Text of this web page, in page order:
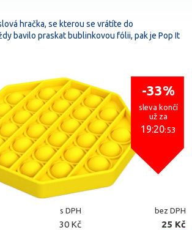
hračka, se kterou se vrátíte do
bavilo praskat bublinkovou fólii, pak je Pop It
-33%
sleva končí
už za
19:20:52
s DPH bez DPH
30 Kč
25 Kč